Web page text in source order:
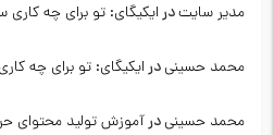
مدیر سایتدرایکیگای: تو برای چه
محمد حسینیدرایکیگای: تو برای چه
محمد حسینیدرآموزش تولید محتوای